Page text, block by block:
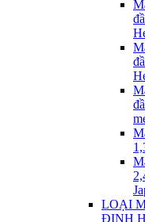
LOẠI
ĐỊNH